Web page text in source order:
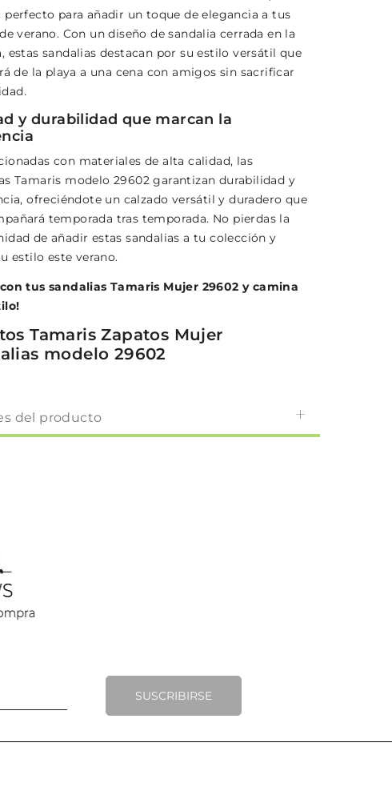
perfecto para añadir un toque de elegancia a tus
verano. Con un diseño de sandalia cerrada en la
estas sandalias destacan por su estilo versátil que
de la playa a una cena con amigos sin sacrificar
y durabilidad que marcan la
con materiales de alta calidad, las
Tamaris modelo 29602 garantizan durabilidad y
ofreciéndote un calzado versátil y duradero que
temporada tras temporada. No pierdas la
de añadir estas sandalias a tu colección y
estilo este verano.
con tus sandalias Tamaris Mujer 29602 y camina
Tamaris Zapatos Mujer
modelo 29602
del producto
SUSCRIBIRSE